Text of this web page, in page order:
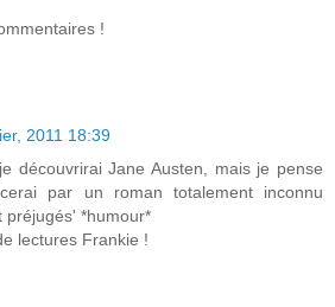
!
2011 18:39
découvrirai Jane Austen, mais je pense
par un roman totalement inconnu
préjugés' *humour*
lectures Frankie !